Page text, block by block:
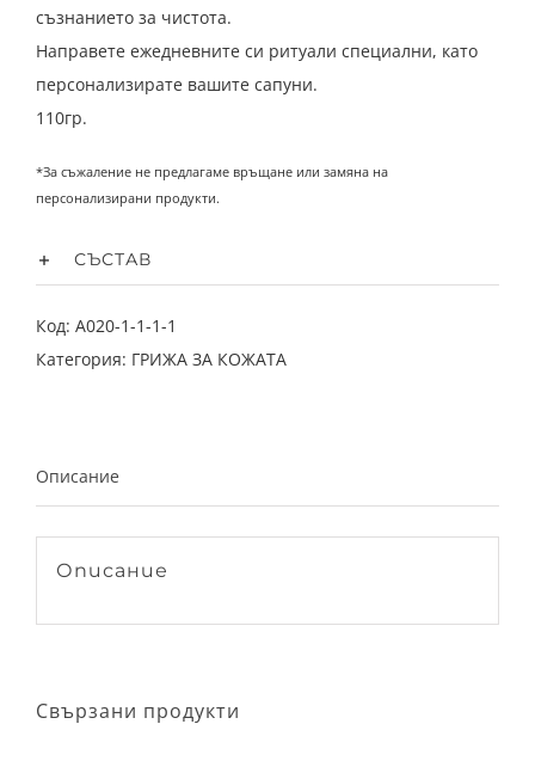
съзнанието за чистота.
Направете ежедневните си ритуали специални, като
персонализирате вашите сапуни.
110гр.
*За съжаление не предлагаме връщане или замяна на
персонализирани продукти.
СЪСТАВ
Код: A020-1-1-1-1
Категория: ГРИЖА ЗА КОЖАТА
Описание
Описание
Свързани продукти